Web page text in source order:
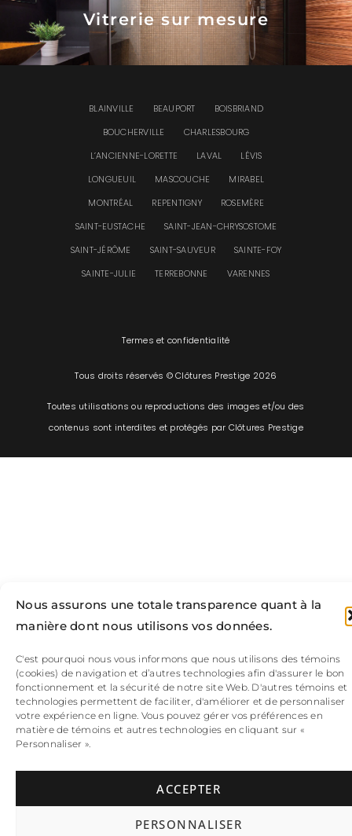
Nous assurons une totale transparence quant à la
manière dont nous utilisons vos données.
C'est pourquoi nous vous informons que nous utilisons des témoins
(cookies) de navigation et d’autres technologies afin d'assurer le bon
fonctionnement et la sécurité de notre site Web. D'autres témoins et
technologies permettent de faciliter, d'améliorer et de personnaliser
votre expérience en ligne. Vous pouvez gérer vos préférences en
matière de témoins et autres technologies en cliquant sur «
Personnaliser ».
ACCEPTER
PERSONNALISER
Vitrerie sur mesure
BLAINVILLE BEAUPORT
BOISBRIAND
BOUCHERVILLE
CHARLESBOURG
L’ANCIENNE-LORETTE
LAVAL
LÉVIS
LONGUEUIL
MASCOUCHE
MIRABEL
MONTRÉAL
REPENTIGNY
ROSEMÈRE
SAINT-EUSTACHE
SAINT-JEAN-CHRYSOSTOME
SAINT-JÉRÔME
SAINT-SAUVEUR
SAINTE-FOY
SAINTE-JULIE
TERREBONNE VARENNES
Termes et confidentialité
Tous droits réservés © Clôtures Prestige 2026
Toutes utilisations ou reproductions des images et/ou des
contenus sont interdites et protégés par Clôtures Prestige